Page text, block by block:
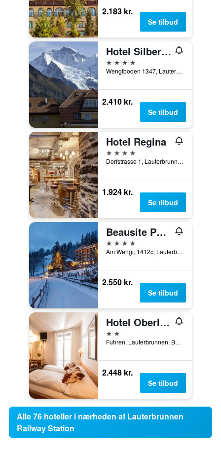
2.183 kr.
Se tilbud
Hotel Silberhorn - Residences & Spa Wengen
4 stjerner
Wengiboden 1347, Lauterbrunnen, Bern, Schweiz
2.410 kr.
Se tilbud
Hotel Regina
4 stjerner
Dorfstrasse 1, Lauterbrunnen, Bern, Schweiz
1.924 kr.
Se tilbud
Beausite Park Hotel & Spa
4 stjerner
Am Wengi, 1412c, Lauterbrunnen, Bern, Schweiz
2.550 kr.
Se tilbud
Hotel Oberland
2 stjerner
Fuhren, Lauterbrunnen, Bern, Schweiz
2.448 kr.
Se tilbud
Alle 76 hoteller i nærheden af Lauterbrunnen
Railway Station